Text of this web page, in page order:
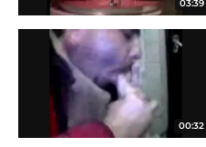
03:39
00:32